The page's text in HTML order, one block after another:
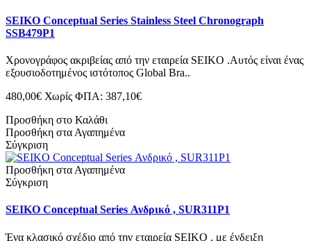
SEIKO Conceptual Series Stainless Steel Chronograph
SSB479P1
Χρονογράφος ακριβείας από την εταιρεία SEIKO .Αυτός είναι ένας
εξουσιοδοτημένος ιστότοπος Global Bra..
480,00€ Χωρίς ΦΠΑ: 387,10€
Προσθήκη στο Καλάθι
Προσθήκη στα Αγαπημένα
Σύγκριση
Προσθήκη στα Αγαπημένα
Σύγκριση
SEIKO Conceptual Series Ανδρικό , SUR311P1
Ένα κλασικό σχέδιο από την εταιρεία SEIKO , με ένδειξη